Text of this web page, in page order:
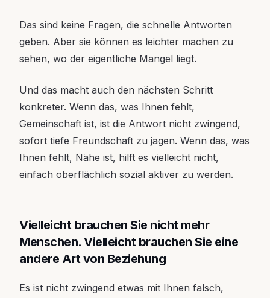
Das sind keine Fragen, die schnelle Antworten
geben. Aber sie können es leichter machen zu
sehen, wo der eigentliche Mangel liegt.
Und das macht auch den nächsten Schritt
konkreter. Wenn das, was Ihnen fehlt,
Gemeinschaft ist, ist die Antwort nicht zwingend,
sofort tiefe Freundschaft zu jagen. Wenn das, was
Ihnen fehlt, Nähe ist, hilft es vielleicht nicht,
einfach oberflächlich sozial aktiver zu werden.
Vielleicht brauchen Sie nicht mehr
Menschen. Vielleicht brauchen Sie eine
andere Art von Beziehung
Es ist nicht zwingend etwas mit Ihnen falsch,